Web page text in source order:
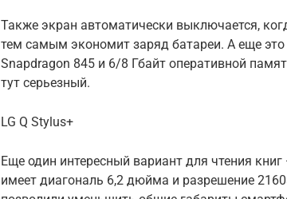
Также экран автоматически выключается,
тем самым экономит заряд батареи. А еще
Snapdragon 845 и 6/8 Гбайт оперативной
тут серьезный.
LG Q Stylus+
Еще один интересный вариант для чтения
имеет диагональ 6,2 дюйма и разрешение